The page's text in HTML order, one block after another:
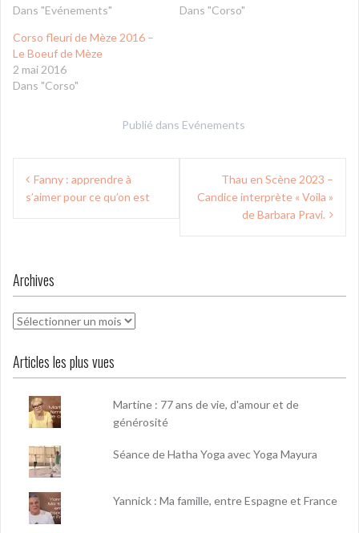
Dans "Evénements"
Dans "Corso"
Corso fleuri de Mèze 2016 –
Le Boeuf de Mèze
2 mai 2016
Dans "Corso"
Publié dans Evénements
Navigation
de Fanny : apprendre à
s’aimer pour ce qu’on est
Thau en Scène 2023 –
Candice interprète « Voila »
de Barbara Pravi.
Archives
Archives
Articles les plus vues
Martine : 77 ans de vie, d'amour et de
générosité
Séance de Hatha Yoga avec Yoga Mayura
Yannick : Ma famille, entre Espagne et France